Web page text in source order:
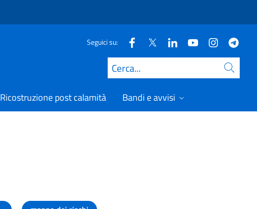
Seguici su:
Cerca
Ricostruzione post calamità Bandi e avvisi